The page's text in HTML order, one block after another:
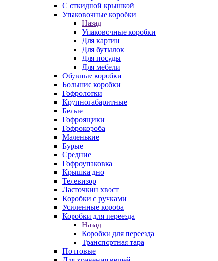
С откидной крышкой
Упаковочные коробки
Назад
Упаковочные коробки
Для картин
Для бутылок
Для посуды
Для мебели
Обувные коробки
Большие коробки
Гофролотки
Крупногабаритные
Белые
Гофроящики
Гофрокороба
Маленькие
Бурые
Средние
Гофроупаковка
Крышка дно
Телевизор
Ласточкин хвост
Коробки с ручками
Усиленные короба
Коробки для переезда
Назад
Коробки для переезда
Транспортная тара
Почтовые